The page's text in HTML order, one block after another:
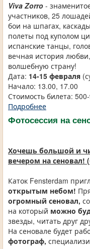
Viva Zorro -
участников, 25
бои на шпагах,
полеты под куполом
испанские танцы,
вечная история
волшебную страну!
Дата: 14-15 февраля
Начало: 13.00, 17.00
Стоимость билета:
Подробнее
Фотосессия на
Хочешь большой и
вечером на сеновал!
Каток Fensterdam
открытым небом!
огромный сеновал,
на который можно
звезды, читать друг
На сеновале будет
фотограф,